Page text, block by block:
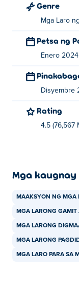
Genre
Mga Laro
Petsa ng
Enero 2024
Disyembre
Rating
4.5 (76,567
Mga
MAAKSYON NG MGA
MGA LARONG GAMIT
MGA LARONG
MGA LARONG
MGA LARO PARA SA